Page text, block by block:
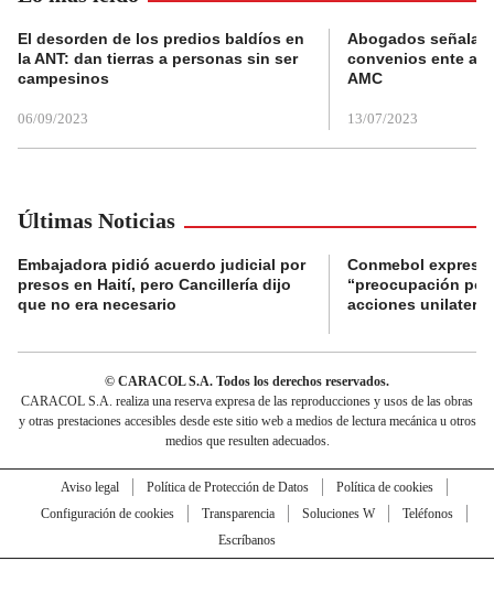
El desorden de los predios baldíos en
la ANT: dan tierras a personas sin ser
campesinos
06/09/2023
Abogados
convenios ente
AMC
13/07/2023
Últimas Noticias
Embajadora pidió acuerdo judicial por
presos en Haití, pero Cancillería dijo
que no era necesario
Conmebol expresó
“preocupación
acciones
© CARACOL S.A. Todos los derechos reservados.
CARACOL S.A. realiza una reserva expresa de las reproducciones y usos de las obras
y otras prestaciones accesibles desde este sitio web a medios de lectura mecánica u otros
medios que resulten adecuados.
Aviso legal Política de Protección de Datos
Política de cookies
Configuración de cookies
Transparencia Soluciones W
Teléfonos
Escríbanos